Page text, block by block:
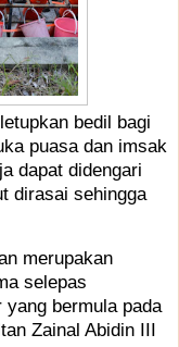
bedil bagi
puasa dan imsak
dapat didengari
dirasai sehingga
merupakan
selepas
yang bermula pada
Zainal Abidin III